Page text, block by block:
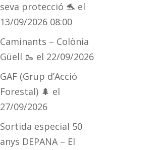
seva protecció 🐬 el
13/09/2026 08:00
Caminants – Colònia
Güell 🥾 el 22/09/2026
GAF (Grup d’Acció
Forestal) 🌲 el
27/09/2026
Sortida especial 50
anys DEPANA – El